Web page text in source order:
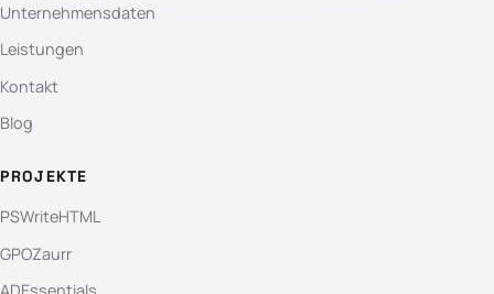
Unternehmensdaten
Leistungen
Kontakt
Blog
PROJEKTE
PSWriteHTML
GPOZaurr